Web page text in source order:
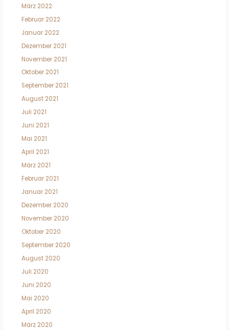
März 2022
Februar 2022
Januar 2022
Dezember 2021
November 2021
Oktober 2021
September 2021
August 2021
Juli 2021
Juni 2021
Mai 2021
April 2021
März 2021
Februar 2021
Januar 2021
Dezember 2020
November 2020
Oktober 2020
September 2020
August 2020
Juli 2020
Juni 2020
Mai 2020
April 2020
März 2020